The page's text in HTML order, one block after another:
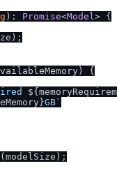
): Promise<Model> {
) {
GB`
(modelSize);